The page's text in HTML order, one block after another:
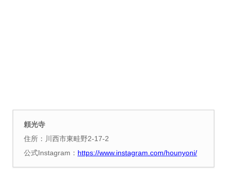
頼光寺
住所：川西市東畦野2-17-2
公式Instagram： https://www.instagram.com/hounyoni/